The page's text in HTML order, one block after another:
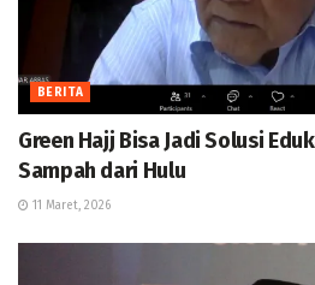
BERITA
Green Hajj Bisa Jadi Solusi
Sampah dari Hulu
11 Maret, 2026